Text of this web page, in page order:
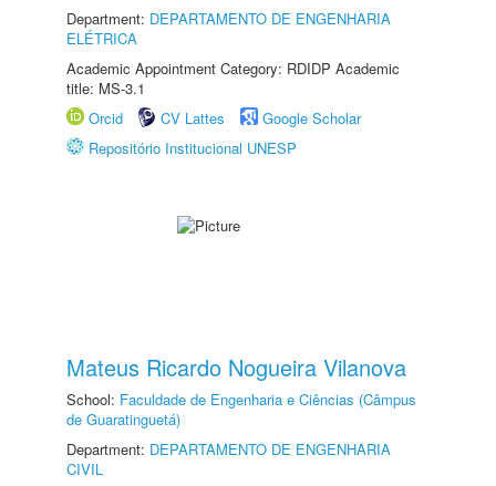
Department: DEPARTAMENTO DE ENGENHARIA
ELÉTRICA
Academic Appointment Category: RDIDP Academic
title: MS-3.1
Orcid
CV Lattes
Google Scholar
Repositório Institucional UNESP
Mateus Ricardo Nogueira Vilanova
School: Faculdade de Engenharia e Ciências (Câmpus
de Guaratinguetá)
Department: DEPARTAMENTO DE ENGENHARIA
CIVIL